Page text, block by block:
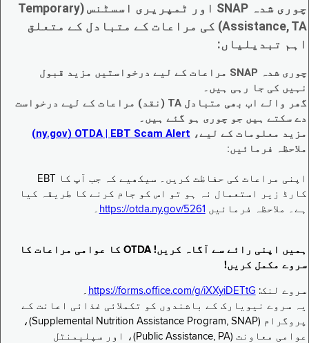
چوری شدہ SNAP اور ٹمپریری اسسٹنس (Temporary
Assistance, TA) کی مراعات کے متبادل کے متعلق
اہم تبدیلیاں:
چوری شدہ SNAP مراعات کے لیے درخواستیں مزید قبول
نہیں کی جا رہی ہیں۔
گھر والے اب بھی متبادل TA (نقد) مراعات کے لیے درخواست
دے سکتے ہیں جو چوری ہو گئے ہیں۔
مزید معلومات کے لیے، EBT Scam Alert ‏| OTDA ‏(ny.gov)
ملاحظہ فرمائیں:
اپنی مراعات کی حفاظت کریں۔ سیکھیے کہ جب آپ کا EBT
کارڈ زیر استعمال نہ ہو تو اس کو جام کرنے کا طریقہ کیا
ہے۔ ملاحظہ فرمائیں https://otda.ny.gov/5261 ۔
ہمیں اپنی رائے سے آگاہ کریں! OTDA کا عوامی مراعات کا
سروے مکمل کریں!
سروے لنک: https://forms.office.com/g/iXXyiDETtG ۔
یہ سروے نیویارک کے باشندوں کو تکملائی غذائی اعانت کے
پروگرام (Supplemental Nutrition Assistance Program, SNAP)،
عوامی معاونت (Public Assistance, PA)، اور سپلیمنٹل